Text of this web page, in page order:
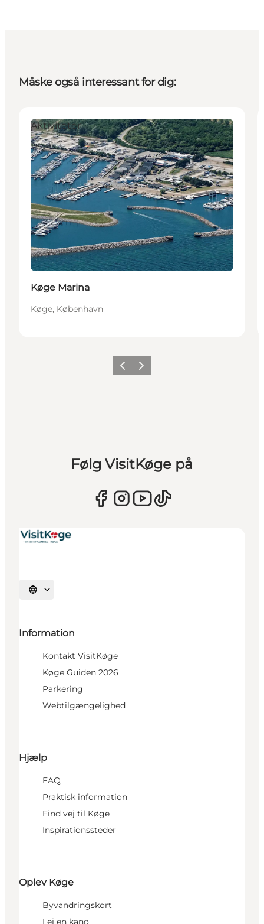
Måske også interessant for dig:
Aktiviteter
Køge Marina
Køge, København
Forrige billede
Næste billede
Følg VisitKøge på
Vælg sprog
Information
Kontakt VisitKøge
Køge Guiden 2026
Parkering
Webtilgængelighed
Hjælp
FAQ
Praktisk information
Find vej til Køge
Inspirationssteder
Oplev Køge
Byvandringskort